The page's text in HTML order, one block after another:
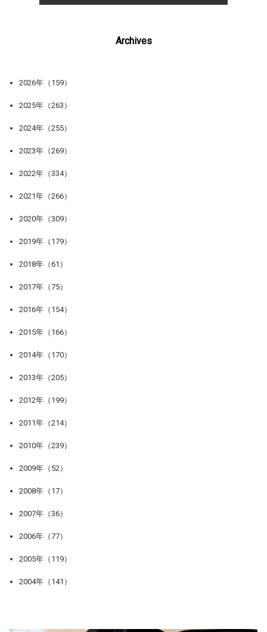
Archives
2026年（159）
2025年（263）
2024年（255）
2023年（269）
2022年（334）
2021年（266）
2020年（309）
2019年（179）
2018年（61）
2017年（75）
2016年（154）
2015年（166）
2014年（170）
2013年（205）
2012年（199）
2011年（214）
2010年（239）
2009年（52）
2008年（17）
2007年（36）
2006年（77）
2005年（119）
2004年（141）